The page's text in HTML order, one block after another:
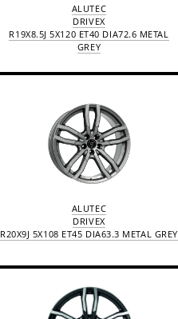
ALUTEC
DRIVEX
R19X8.5J 5X120 ET40 DIA72.6 METAL
GREY
ALUTEC
DRIVEX
R20X9J 5X108 ET45 DIA63.3 METAL GREY